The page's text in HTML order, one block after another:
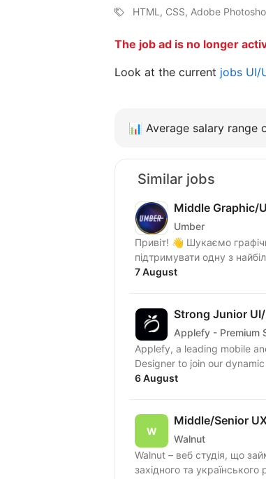
HTML, CSS, Adobe
The job ad is no longer
Look at the current jobs UI/
📊 Average salary range
Similar jobs
Middle Graphic/
Umber
Привіт! 👋 Шукаємо
підтримувати одну з
Про...
7 August
Strong Junior
Applefy - Premium
Applefy, a leading mobile
6 August
Middle/Senior
Walnut
Walnut – веб студія, що